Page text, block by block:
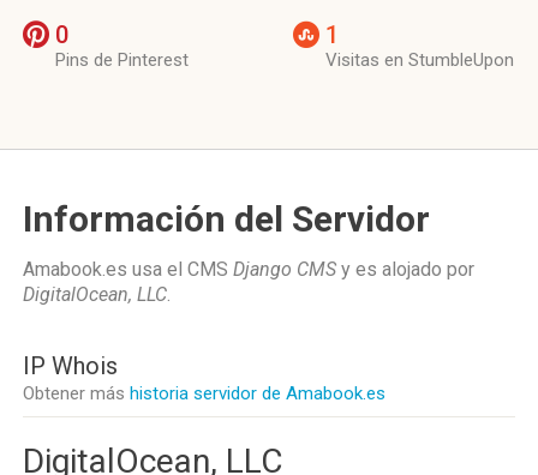
0
Pins de Pinterest
1
Visitas en StumbleUpon
Información del Servidor
Amabook.es usa el CMS Django CMS y es alojado por
DigitalOcean, LLC.
IP Whois
Obtener más historia servidor de Amabook.es
DigitalOcean, LLC